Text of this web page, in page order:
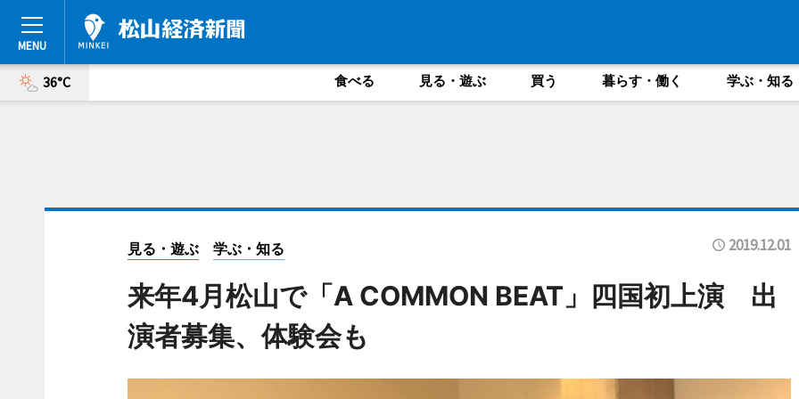
36°C 食べる 見る・遊ぶ 買う 暮らす・働く 学ぶ・知る
見る・遊ぶ 学ぶ・知る 2019.12.01
来年4月松山で「A COMMON BEAT」四国初上演 出
演者募集、体験会も